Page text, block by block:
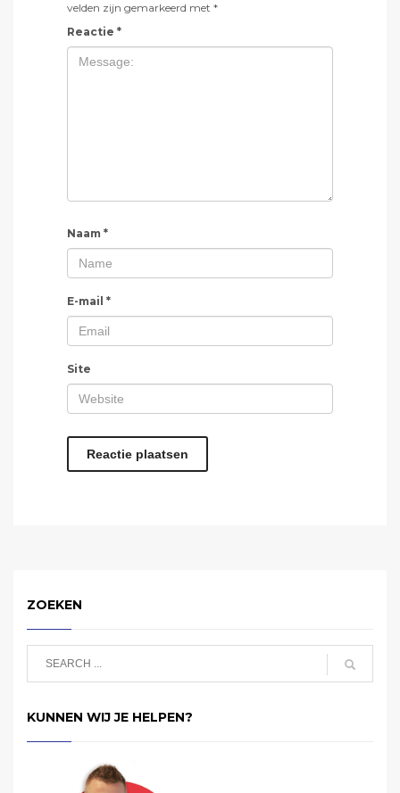
velden zijn gemarkeerd met *
Reactie *
Naam *
E-mail *
Site
ZOEKEN
KUNNEN WIJ JE HELPEN?